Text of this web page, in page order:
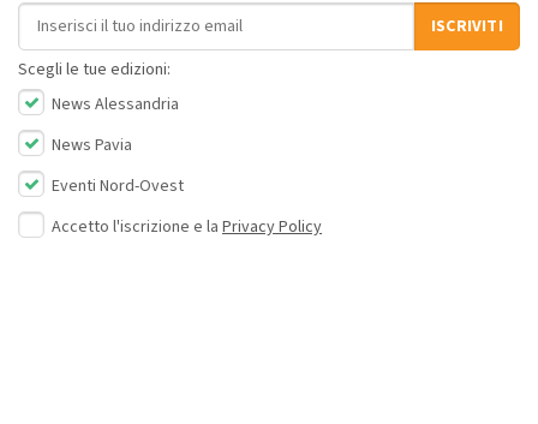
Indirizzo email
ISCRIVITI
Scegli le tue edizioni:
News Alessandria
News Pavia
Eventi Nord-Ovest
Accetto l'iscrizione e la Privacy Policy